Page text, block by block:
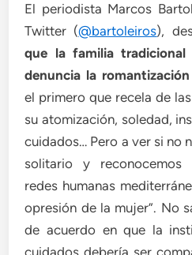
El periodista Marcos
Twitter (@bartoleiros),
que la familia
denuncia la
el primero que recela de
su atomización, soledad,
cuidados… Pero a ver si no
solitario y reconocemos
redes humanas
opresión de la mujer”. No
de acuerdo en que la